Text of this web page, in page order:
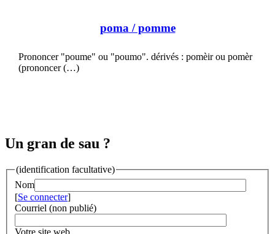
poma / pomme
Prononcer "poume" ou "poumo". dérivés : pomèir ou pomèr
(prononcer (…)
Un gran de sau ?
(identification facultative)
Nom
[Se connecter]
Courriel (non publié)
Votre site web